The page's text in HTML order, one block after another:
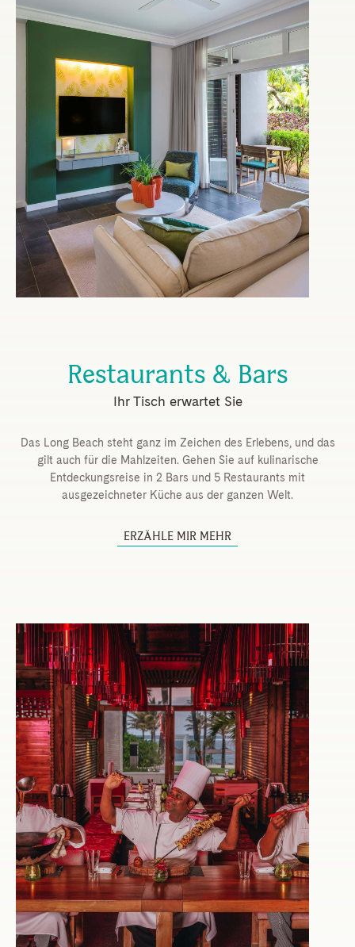
Restaurants & Bars
Ihr Tisch erwartet Sie
Das Long Beach steht ganz im Zeichen des Erlebens, und das
gilt auch für die Mahlzeiten. Gehen Sie auf kulinarische
Entdeckungsreise in 2 Bars und 5 Restaurants mit
ausgezeichneter Küche aus der ganzen Welt.
ERZÄHLE MIR MEHR